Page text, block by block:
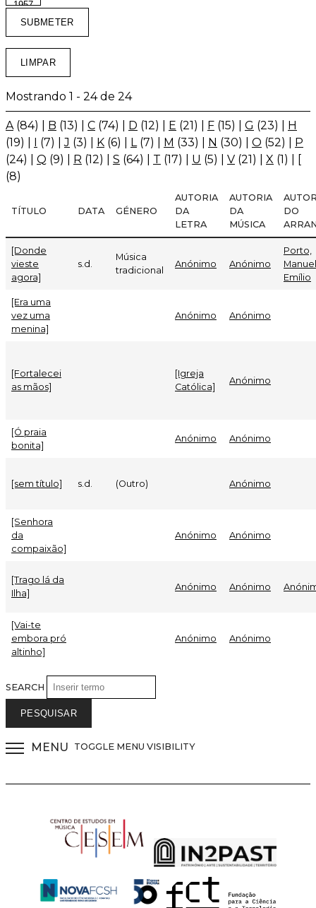
Mostrando 1 - 24 de 24
A (84) B (13) C (74) D (12) E (21) F (15) G (23)
H
(19)
I (7) |J (3) K (6) L (7) M (33) N (30) O (52)
P
(24)
Q (9) R (12) S (64) T (17) U (5) V (21) X (1)
[
(8)
TÍTULO DATA GÉNERO
AUTORIA
DA
LETRA
AUTORIA
DA
MÚSICA
DO
[Donde
vieste
agora]
s.d.
Música
tradicional
Anónimo Anónimo
Porto,
Manuel
Emílio
[Era uma
vez uma
menina]
Anónimo Anónimo
[Fortalecei
as mãos]
[Igreja
Católica]
Anónimo
[Ó praia
bonita]
Anónimo Anónimo
[sem título] s.d. (Outro) Anónimo
[Senhora
da
compaixão]
Anónimo Anónimo
[Trago lá da
Ilha]
Anónimo Anónimo
[Vai-te
embora pró
altinho]
Anónimo Anónimo
SEARCH
MENU TOGGLE MENU VISIBILITY